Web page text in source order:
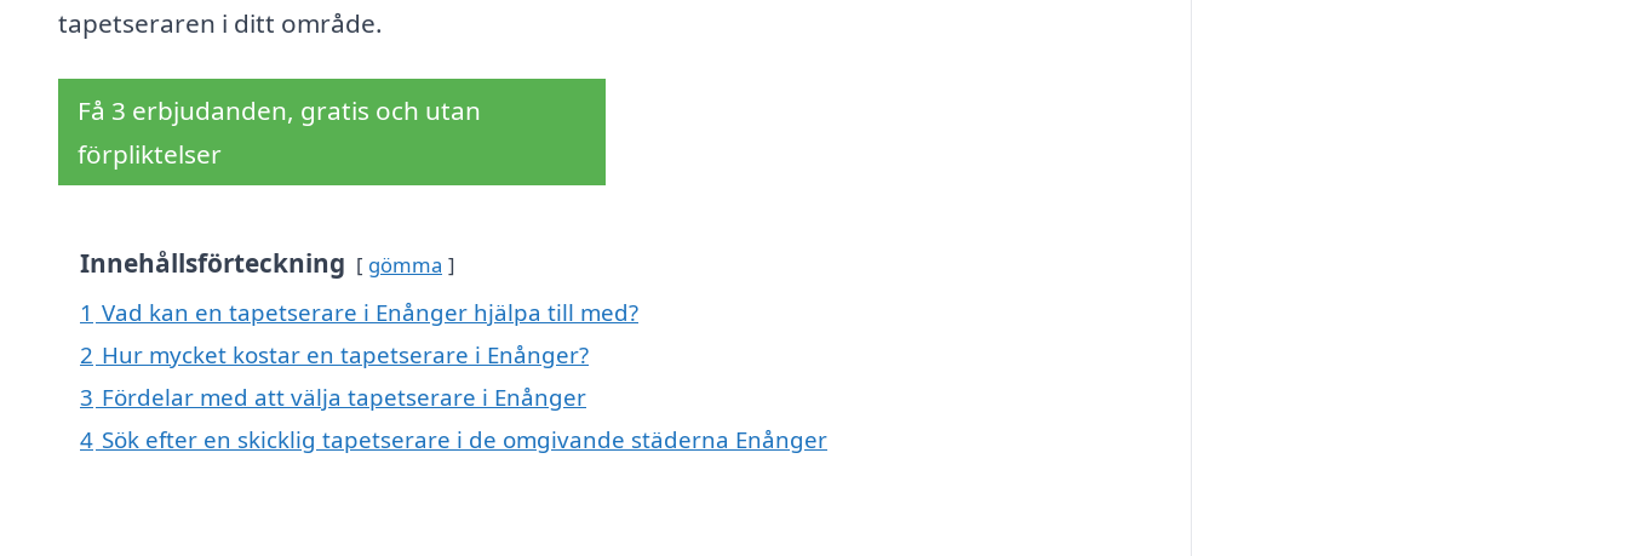
tapetseraren i ditt område.
Få 3 erbjudanden, gratis och utan
förpliktelser
Innehållsförteckning gömma
1 Vad kan en tapetserare i Enånger hjälpa till med?
2 Hur mycket kostar en tapetserare i Enånger?
3 Fördelar med att välja tapetserare i Enånger
4 Sök efter en skicklig tapetserare i de omgivande städerna Enånger